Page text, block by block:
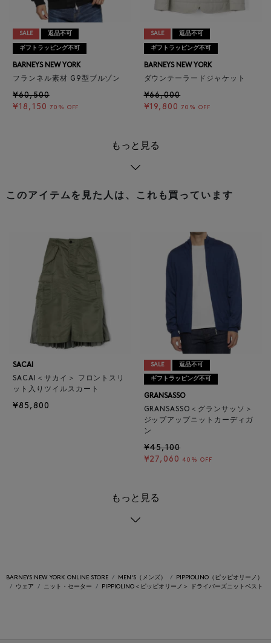
SALE 返品不可
ギフトラッピング不可
BARNEYS NEW YORK
フランネル素材 G9型ブルゾン
¥60,500
¥18,150 70% OFF
SALE 返品不可
ギフトラッピング不可
BARNEYS NEW YORK
ダウンテーラードジャケット
¥66,000
¥19,800 70% OFF
もっと見る
このアイテムを見た人は、これも買っています
SACAI
SACAI＜サカイ＞ フロントスリ
ット入りツイルスカート
¥85,800
SALE 返品不可
ギフトラッピング不可
GRANSASSO
GRANSASSO＜グランサッソ＞
ジップアップニットカーディガ
ン
¥45,100
¥27,060 40% OFF
もっと見る
BARNEYS NEW YORK ONLINE STORE MEN'S（メンズ）
PIPPIOLINO（ピッピオリーノ）
ウェア
ニット・セーター PIPPIOLINO＜ピッピオリーノ＞ ドライバーズニットベスト